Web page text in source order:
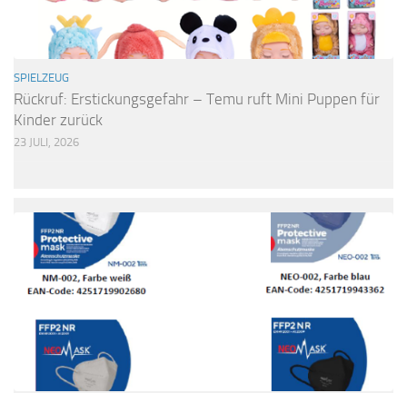
SPIELZEUG
Rückruf: Erstickungsgefahr – Temu ruft Mini Puppen für
Kinder zurück
23 JULI, 2026